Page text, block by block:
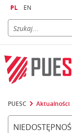
PL EN
PUESC Aktualności